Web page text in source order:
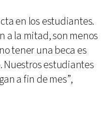
en los estudiantes.
a la mitad, son menos
tener una beca es
Nuestros estudiantes
a fin de mes”,